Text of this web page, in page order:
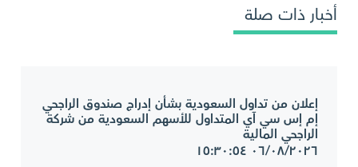
أخبار ذات صلة
إعلان من تداول السعودية بشأن إدراج صندوق الراجحي
إم إس سي آي المتداول للأسهم السعودية من شركة
الراجحي المالية
٠٦/٠٨/٢٠٢٦ ١٥:٣٠:٥٤